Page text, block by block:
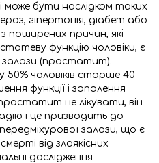
може бути наслідком таких
гіпертонія, діабет або
поширених причин, які
функцію чоловіки, є
залози (простатит).
чоловіків старше 40
функції і запалення
не лікувати, він
і це призводить до
залози, що є
від злоякісних
дослідження